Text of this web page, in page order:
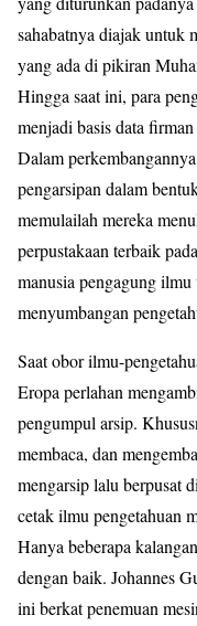
sahabatnya diajak untuk
yang ada di pikiran
Hingga saat ini, para
menjadi basis data
Dalam
pengarsipan dalam
memulailah mereka
perpustakaan terbaik
manusia pengagung
menyumbangan
Saat obor ilmu-
Eropa perlahan
pengumpul arsip.
membaca, dan
mengarsip lalu berpusat
cetak ilmu pengetahuan
Hanya beberapa
dengan baik. Johannes
ini berkat penemuan